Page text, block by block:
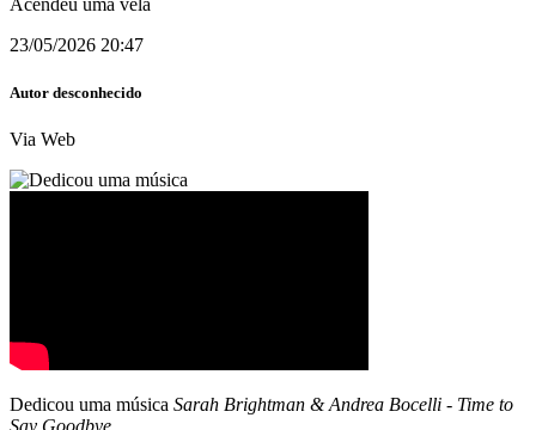
Acendeu uma vela
23/05/2026 20:47
Autor desconhecido
Via Web
Dedicou uma música Sarah Brightman & Andrea Bocelli - Time to
Say Goodbye